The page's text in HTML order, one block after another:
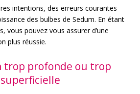
intentions, des erreurs courantes
des bulbes de Sedum. En étant
vous pouvez vous assurer d’une
plus réussie.
trop profonde ou trop
superficielle